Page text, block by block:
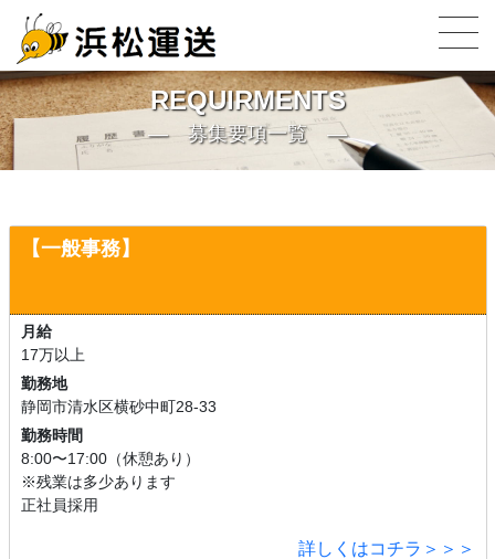
REQUIRMENTS
募集要項一覧
【一般事務】
月給
17万以上
勤務地
静岡市清水区横砂中町28-33
勤務時間
8:00〜17:00（休憩あり）
※残業は多少あります
正社員採用
詳しくはコチラ＞＞＞